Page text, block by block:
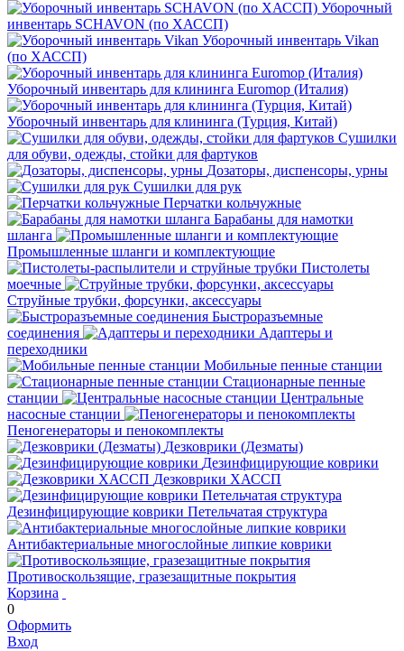
Уборочный
инвентарь SCHAVON (по ХАССП)
Уборочный инвентарь Vikan
(по ХАССП)
Уборочный инвентарь для клининга Euromop (Италия)
Уборочный инвентарь для клининга (Турция, Китай)
Сушилки
для обуви, одежды, стойки для фартуков
Дозаторы, диспенсоры, урны
Сушилки для рук
Перчатки кольчужные
Барабаны для намотки
шланга
Промышленные шланги и комплектующие
Пистолеты
моечные
Струйные трубки, форсунки, аксессуары
Быстроразъемные
соединения
Адаптеры и
переходники
Мобильные пенные станции
Стационарные пенные
станции
Центральные
насосные станции
Пеногенераторы и пенокомплекты
Дезковрики (Дезматы)
Дезинфицирующие коврики
Дезковрики ХАССП
Дезинфицирующие коврики Петельчатая структура
Антибактериальные многослойные липкие коврики
Противоскользящие, гразезащитные покрытия
Корзина
0
Оформить
Вход